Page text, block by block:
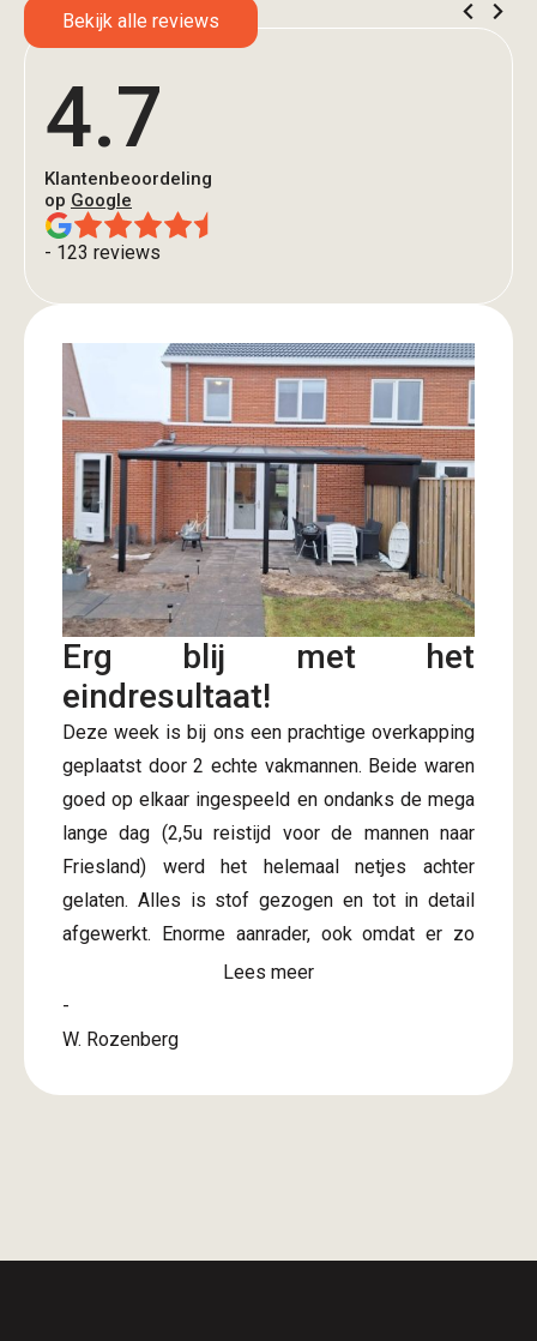
Bekijk alle reviews
4.7
Klantenbeoordeling
op Google
- 123 reviews
Erg blij met het
eindresultaat!
Deze week is bij ons een prachtige overkapping
geplaatst door 2 echte vakmannen. Beide waren
goed op elkaar ingespeeld en ondanks de mega
lange dag (2,5u reistijd voor de mannen naar
Friesland) werd het helemaal netjes achter
gelaten. Alles is stof gezogen en tot in detail
afgewerkt. Enorme aanrader, ook omdat er zo
snel na bevestiging offerte al een afspraak
gepland kon worden. Onze complimenten! Nu
kunnen we de rest van de tuin aanpakken de
overkapping.
Lees meer
-
W. Rozenberg